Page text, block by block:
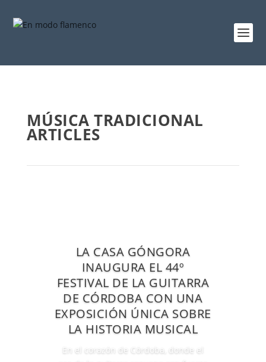
MÚSICA TRADICIONAL
ARTICLES
LA CASA GÓNGORA
INAUGURA EL 44º
FESTIVAL DE LA GUITARRA
DE CÓRDOBA CON UNA
EXPOSICIÓN ÚNICA SOBRE
LA HISTORIA MUSICAL
En el corazón de Córdoba, donde el